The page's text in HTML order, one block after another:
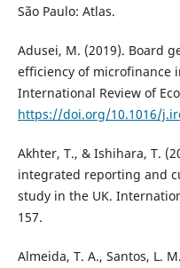
São Paulo: Atlas.
Adusei, M. (2019). Board
efficiency of microfinance
International Review of
https://doi.org/10.1016/
Akhter, T., & Ishihara, T.
integrated reporting and
study in the UK.
157.
Almeida, T. A., Santos, L.